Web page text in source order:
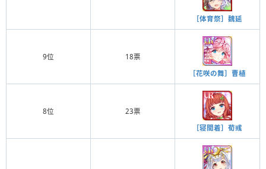
［体育祭］魏延
9位
18票
［花咲の舞］曹植
8位
23票
［寝間着］荀彧